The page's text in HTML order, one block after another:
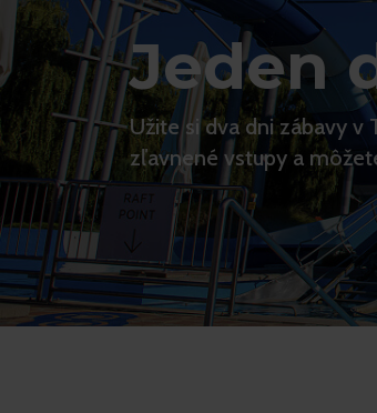
Jeden
Užite si dva dni zábavy v
zľavnené vstupy a